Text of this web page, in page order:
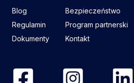
Blog
Regulamin
Dokumenty
Bezpieczeństwo
Program partnerski
Kontakt